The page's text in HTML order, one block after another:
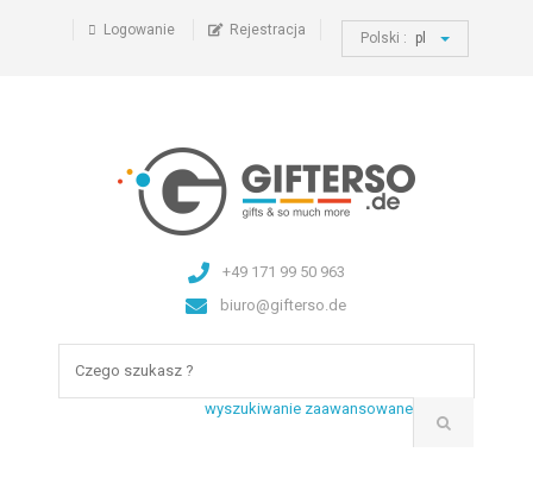
Logowanie Rejestracja Polski : pl
+49 171 99 50 963
biuro@gifterso.de
wyszukiwanie zaawansowane